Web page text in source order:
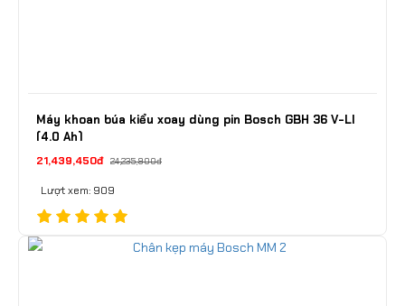
Máy khoan búa kiểu xoay dùng pin Bosch GBH 36 V-LI
(4.0 Ah)
21,439,450đ 24,235,900đ
Lượt xem: 909